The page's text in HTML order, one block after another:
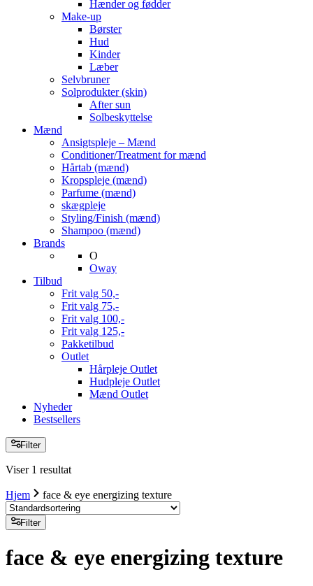
Hænder og fødder
Make-up
Børster
Hud
Kinder
Læber
Selvbruner
Solprodukter (skin)
After sun
Solbeskyttelse
Mænd
Ansigtspleje – Mænd
Conditioner/Treatment for mænd
Hårtab (mænd)
Kropspleje (mænd)
Parfume (mænd)
skægpleje
Styling/Finish (mænd)
Shampoo (mænd)
Brands
O
Oway
Tilbud
Frit valg 50,-
Frit valg 75,-
Frit valg 100,-
Frit valg 125,-
Pakketilbud
Outlet
Hårpleje Outlet
Hudpleje Outlet
Mænd Outlet
Nyheder
Bestsellers
Filter
Viser 1 resultat
Hjem face & eye energizing texture
Filter
face & eye energizing texture